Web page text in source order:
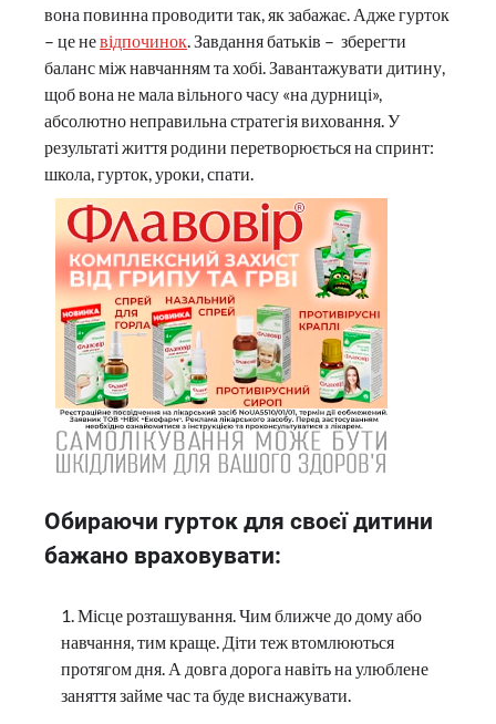
вона повинна проводити так, як забажає. Адже гурток
– це невідпочинок. Завдання батьків – зберегти
баланс між навчанням та хобі. Завантажувати дитину,
щоб вона не мала вільного часу «на дурниці»,
абсолютно неправильна стратегія виховання. У
результаті життя родини перетворюється на спринт:
школа, гурток, уроки, спати.
Обираючи гурток для своєї дитини
бажано враховувати:
Місце розташування. Чим ближче до дому або
навчання, тим краще. Діти теж втомлюються
протягом дня. А довга дорога навіть на улюблене
заняття займе час та буде виснажувати.